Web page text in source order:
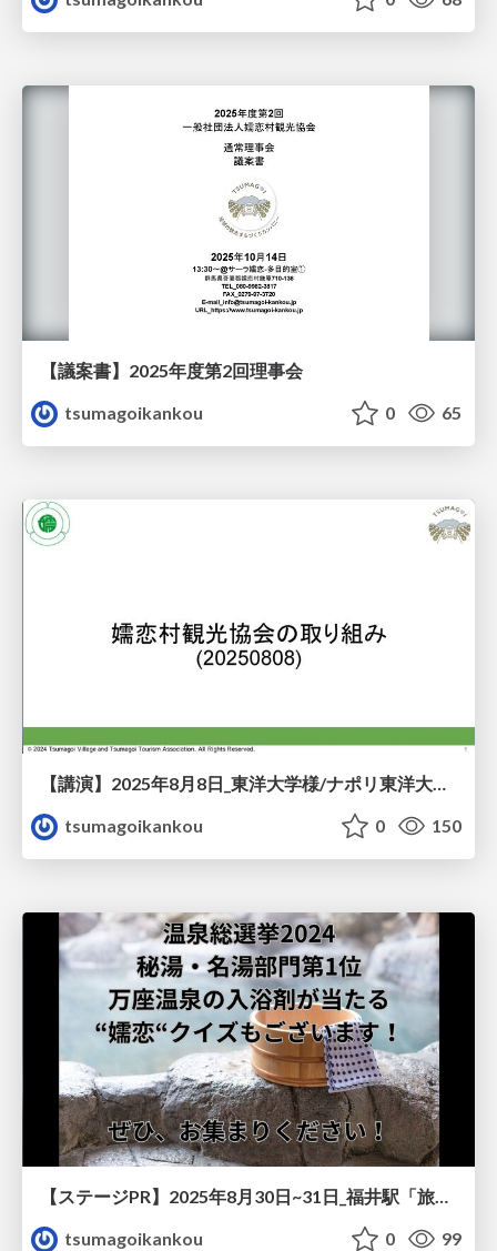
【議案書】2025年度第2回理事会
tsumagoikankou
0 65
【講演】2025年8月8日_東洋大学様/ナポリ東洋大学様「嬬恋村観光協会の取り組みについて」
tsumagoikankou
0 150
【ステージPR】2025年8月30日~31日_福井駅「旅フェア」@福井駅前ハピリン
tsumagoikankou
0 99